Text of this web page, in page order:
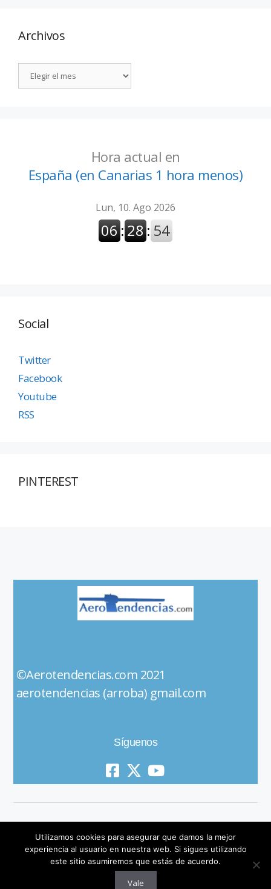
Archivos
Hora actual en
España (en Canarias 1 hora menos)
Social
Twitter
Facebook
Youtube
RSS
PINTEREST
©Aerotendencias.com 2021
aerotendencias (arroba) gmail.com
Síguenos
© 2019 All Rights Reserved
Utilizamos cookies para asegurar que damos la mejor
experiencia al usuario en nuestra web. Si sigues utilizando
este sitio asumiremos que estás de acuerdo.
Vale